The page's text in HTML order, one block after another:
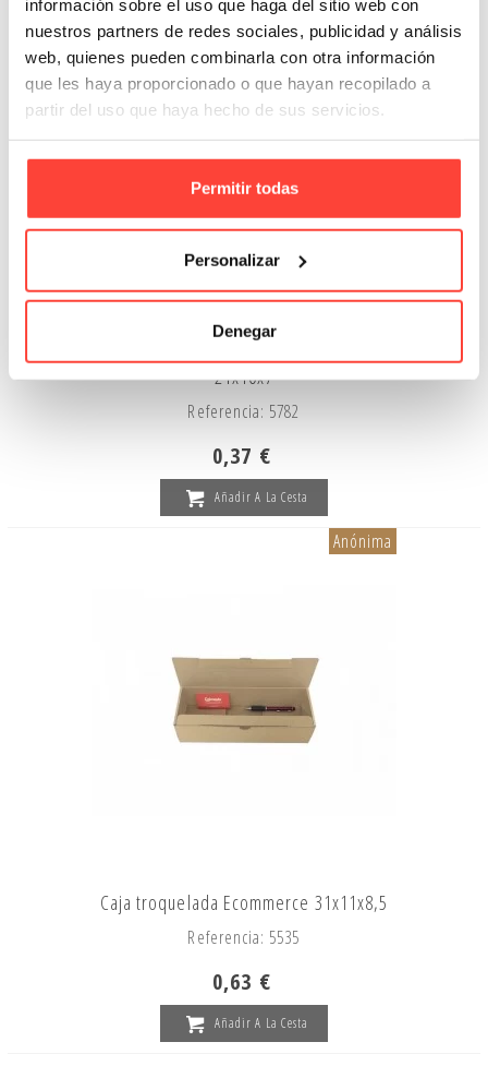
información sobre el uso que haga del sitio web con
nuestros partners de redes sociales, publicidad y análisis
web, quienes pueden combinarla con otra información
que les haya proporcionado o que hayan recopilado a
partir del uso que haya hecho de sus servicios.
Permitir todas
Personalizar
Denegar
Caja troquelada Ecommerce Blanca
21x10x7
Referencia: 5782
0,37 €
Añadir A La Cesta
Anónima
Caja troquelada Ecommerce 31x11x8,5
Referencia: 5535
0,63 €
Añadir A La Cesta